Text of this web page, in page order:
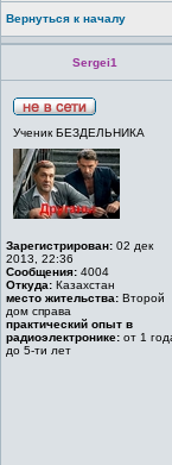
Вернуться к началу
Sergei1
Ученик БЕЗДЕЛЬНИКА
Зарегистрирован: 02 дек
2013, 22:36
Сообщения: 4004
Откуда: Казахстан
место жительства: Второй
дом справа
практический опыт в
радиоэлектронике: от 1
до 5-ти лет